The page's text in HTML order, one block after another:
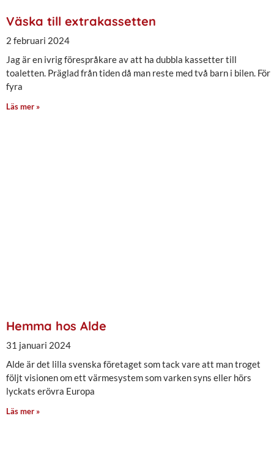
Väska till extrakassetten
2 februari 2024
Jag är en ivrig förespråkare av att ha dubbla kassetter till
toaletten. Präglad från tiden då man reste med två barn i bilen. För
fyra
Läs mer »
Hemma hos Alde
31 januari 2024
Alde är det lilla svenska företaget som tack vare att man troget
följt visionen om ett värmesystem som varken syns eller hörs
lyckats erövra Europa
Läs mer »